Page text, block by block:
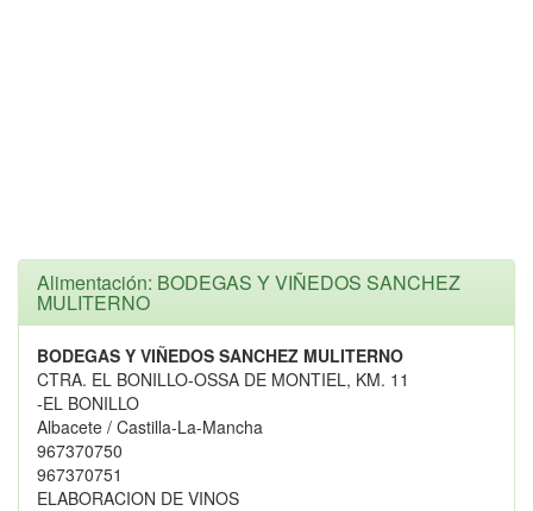
Alimentación: BODEGAS Y VIÑEDOS SANCHEZ
MULITERNO
BODEGAS Y VIÑEDOS SANCHEZ MULITERNO
CTRA. EL BONILLO-OSSA DE MONTIEL, KM. 11
-EL BONILLO
Albacete / Castilla-La-Mancha
967370750
967370751
ELABORACION DE VINOS